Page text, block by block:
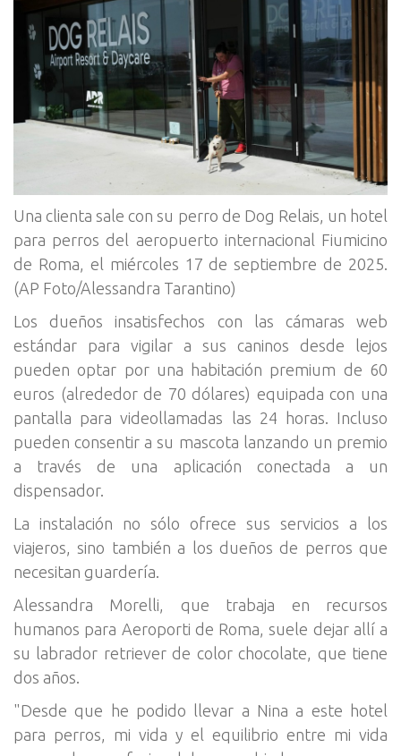
Una clienta sale con su perro de Dog Relais, un hotel
para perros del aeropuerto internacional Fiumicino
de Roma, el miércoles 17 de septiembre de 2025.
(AP Foto/Alessandra Tarantino)
Los dueños insatisfechos con las cámaras web
estándar para vigilar a sus caninos desde lejos
pueden optar por una habitación premium de 60
euros (alrededor de 70 dólares) equipada con una
pantalla para videollamadas las 24 horas. Incluso
pueden consentir a su mascota lanzando un premio
a través de una aplicación conectada a un
dispensador.
La instalación no sólo ofrece sus servicios a los
viajeros, sino también a los dueños de perros que
necesitan guardería.
Alessandra Morelli, que trabaja en recursos
humanos para Aeroporti de Roma, suele dejar allí a
su labrador retriever de color chocolate, que tiene
dos años.
"Desde que he podido llevar a Nina a este hotel
para perros, mi vida y el equilibrio entre mi vida